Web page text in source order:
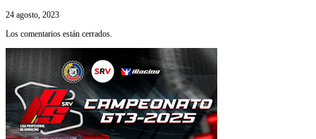
24 agosto, 2023
Los comentarios están cerrados.